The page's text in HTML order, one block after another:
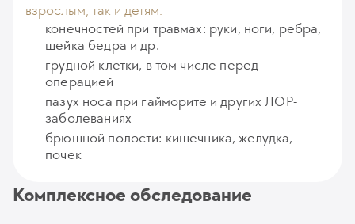
взрослым, так и детям.
конечностей при травмах: руки, ноги, ребра,
шейка бедра и др.
грудной клетки, в том числе перед
операцией
пазух носа при гайморите и других ЛОР-
заболеваниях
брюшной полости: кишечника, желудка,
почек
Комплексное обследование